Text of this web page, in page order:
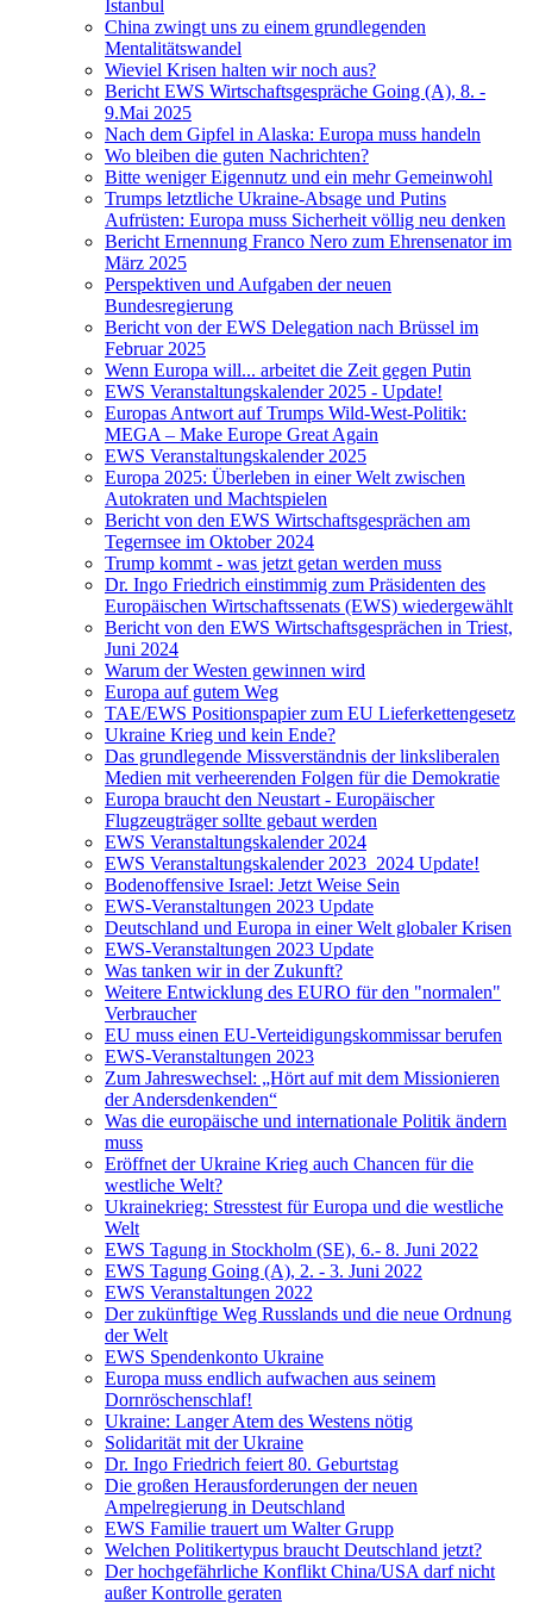
Istanbul
China zwingt uns zu einem grundlegenden
Mentalitätswandel
Wieviel Krisen halten wir noch aus?
Bericht EWS Wirtschaftsgespräche Going (A), 8. -
9.Mai 2025
Nach dem Gipfel in Alaska: Europa muss handeln
Wo bleiben die guten Nachrichten?
Bitte weniger Eigennutz und ein mehr Gemeinwohl
Trumps letztliche Ukraine-Absage und Putins
Aufrüsten: Europa muss Sicherheit völlig neu denken
Bericht Ernennung Franco Nero zum Ehrensenator im
März 2025
Perspektiven und Aufgaben der neuen
Bundesregierung
Bericht von der EWS Delegation nach Brüssel im
Februar 2025
Wenn Europa will... arbeitet die Zeit gegen Putin
EWS Veranstaltungskalender 2025 - Update!
Europas Antwort auf Trumps Wild-West-Politik:
MEGA – Make Europe Great Again
EWS Veranstaltungskalender 2025
Europa 2025: Überleben in einer Welt zwischen
Autokraten und Machtspielen
Bericht von den EWS Wirtschaftsgesprächen am
Tegernsee im Oktober 2024
Trump kommt - was jetzt getan werden muss
Dr. Ingo Friedrich einstimmig zum Präsidenten des
Europäischen Wirtschaftssenats (EWS) wiedergewählt
Bericht von den EWS Wirtschaftsgesprächen in Triest,
Juni 2024
Warum der Westen gewinnen wird
Europa auf gutem Weg
TAE/EWS Positionspapier zum EU Lieferkettengesetz
Ukraine Krieg und kein Ende?
Das grundlegende Missverständnis der linksliberalen
Medien mit verheerenden Folgen für die Demokratie
Europa braucht den Neustart - Europäischer
Flugzeugträger sollte gebaut werden
EWS Veranstaltungskalender 2024
EWS Veranstaltungskalender 2023_2024 Update!
Bodenoffensive Israel: Jetzt Weise Sein
EWS-Veranstaltungen 2023 Update
Deutschland und Europa in einer Welt globaler Krisen
EWS-Veranstaltungen 2023 Update
Was tanken wir in der Zukunft?
Weitere Entwicklung des EURO für den "normalen"
Verbraucher
EU muss einen EU-Verteidigungskommissar berufen
EWS-Veranstaltungen 2023
Zum Jahreswechsel: „Hört auf mit dem Missionieren
der Andersdenkenden“
Was die europäische und internationale Politik ändern
muss
Eröffnet der Ukraine Krieg auch Chancen für die
westliche Welt?
Ukrainekrieg: Stresstest für Europa und die westliche
Welt
EWS Tagung in Stockholm (SE), 6.- 8. Juni 2022
EWS Tagung Going (A), 2. - 3. Juni 2022
EWS Veranstaltungen 2022
Der zukünftige Weg Russlands und die neue Ordnung
der Welt
EWS Spendenkonto Ukraine
Europa muss endlich aufwachen aus seinem
Dornröschenschlaf!
Ukraine: Langer Atem des Westens nötig
Solidarität mit der Ukraine
Dr. Ingo Friedrich feiert 80. Geburtstag
Die großen Herausforderungen der neuen
Ampelregierung in Deutschland
EWS Familie trauert um Walter Grupp
Welchen Politikertypus braucht Deutschland jetzt?
Der hochgefährliche Konflikt China/USA darf nicht
außer Kontrolle geraten